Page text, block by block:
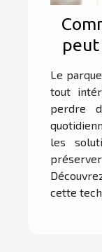
Le
tout
perdre
les
cette